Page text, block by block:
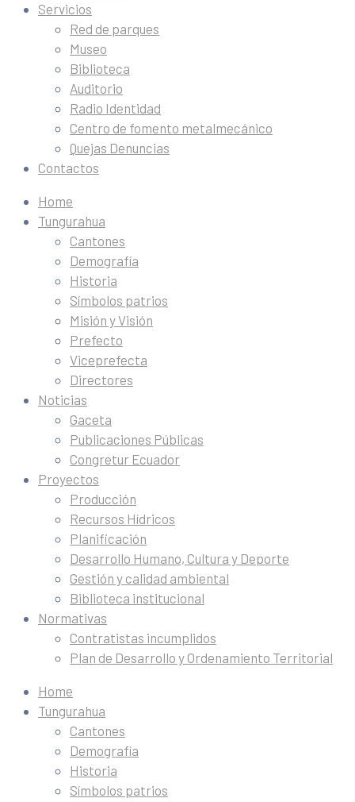
Servicios
Red de parques
Museo
Biblioteca
Auditorio
Radio Identidad
Centro de fomento metalmecánico
Quejas Denuncias
Contactos
Home
Tungurahua
Cantones
Demografía
Historia
Símbolos patrios
Misión y Visión
Prefecto
Viceprefecta
Directores
Noticias
Gaceta
Publicaciones Públicas
Congretur Ecuador
Proyectos
Producción
Recursos Hídricos
Planificación
Desarrollo Humano, Cultura y Deporte
Gestión y calidad ambiental
Biblioteca institucional
Normativas
Contratistas incumplidos
Plan de Desarrollo y Ordenamiento Territorial
Home
Tungurahua
Cantones
Demografía
Historia
Símbolos patrios